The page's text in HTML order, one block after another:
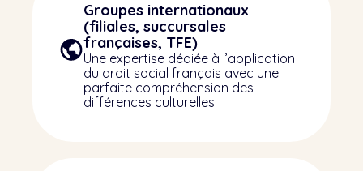
Groupes internationaux
(filiales, succursales
françaises, TFE)
Une expertise dédiée à l’application
du droit social français avec une
parfaite compréhension des
différences culturelles.